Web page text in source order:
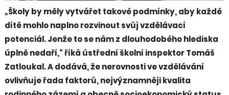
„Školy by měly vytvářet takové podmínky, aby každé
dítě mohlo naplno rozvinout svůj vzdělávací
potenciál. Jenže to se nám z dlouhodobého hlediska
úplně nedaří,“ říká ústřední školní inspektor Tomáš
Zatloukal. A dodává, že nerovnosti ve vzdělávání
ovlivňuje řada faktorů, nejvýznamněji kvalita